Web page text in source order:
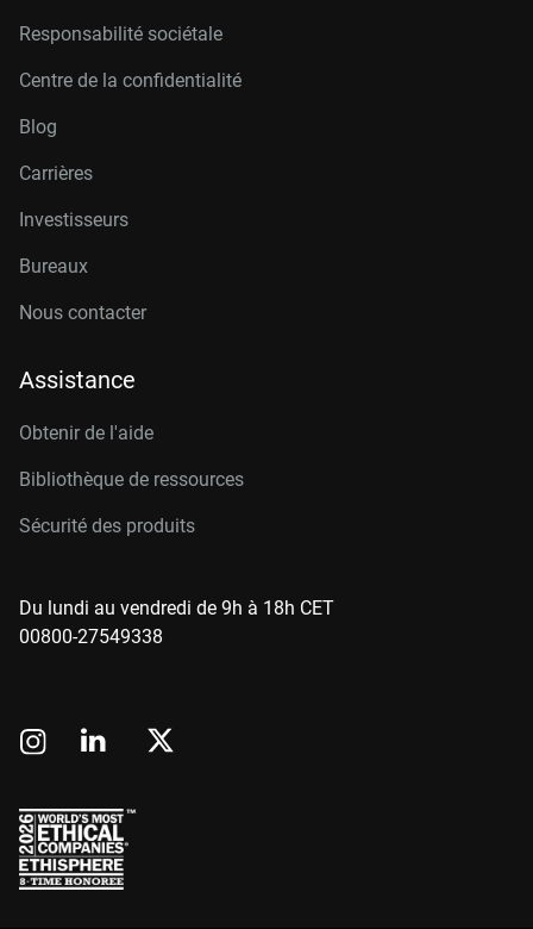
Responsabilité sociétale
Centre de la confidentialité
Blog
Carrières
Investisseurs
Bureaux
Nous contacter
Assistance
Obtenir de l'aide
Bibliothèque de ressources
Sécurité des produits
Du lundi au vendredi de 9h à 18h CET
00800-27549338